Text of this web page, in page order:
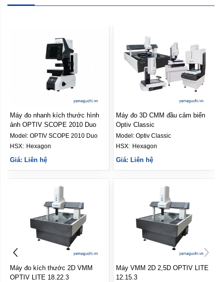
Máy đo nhanh kích thước hình
ảnh OPTIV SCOPE 2010 Duo
Model: OPTIV SCOPE 2010 Duo
Hexagon
Giá: Liên hệ
Máy đo 3D CMM đầu cảm biến
Optiv Classic
Model: Optiv Classic
HSX: Hexagon
Giá: Liên hệ
Máy đo kích thước 2D VMM
OPTIV LITE 18.22.3
Máy VMM 2D 2,5D OPTIV LITE
12.15.3